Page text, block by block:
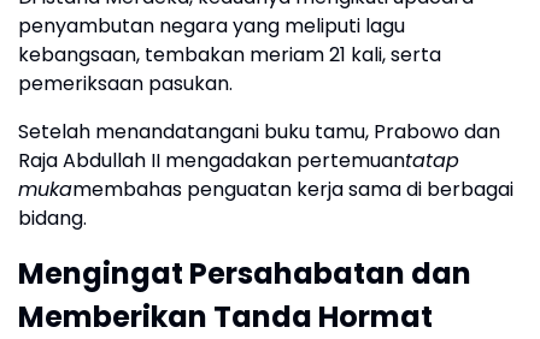
penyambutan negara yang meliputi lagu
kebangsaan, tembakan meriam 21 kali, serta
pemeriksaan pasukan.
Setelah menandatangani buku tamu, Prabowo dan
Raja Abdullah II mengadakan pertemuantatap
mukamembahas penguatan kerja sama di berbagai
bidang.
Mengingat Persahabatan dan
Memberikan Tanda Hormat